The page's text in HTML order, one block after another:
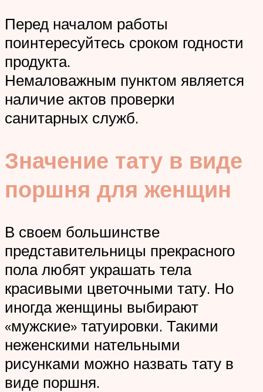
Перед началом работы
поинтересуйтесь сроком годности
продукта.
Немаловажным пунктом является
наличие актов проверки
санитарных служб.
Значение тату в виде
поршня для женщин
В своем большинстве
представительницы прекрасного
пола любят украшать тела
красивыми цветочными тату. Но
иногда женщины выбирают
«мужские» татуировки. Такими
неженскими нательными
рисунками можно назвать тату в
виде поршня.